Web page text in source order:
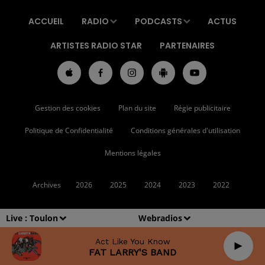
Live : Toulon Webradios
Act Like You Know
FAT LARRY'S BAND
ACCUEIL RADIO PODCASTS ACTUS
ARTISTES RADIO STAR PARTENAIRES
Gestion des cookies Plan du site Régie publicitaire
Politique de Confidentialité Conditions générales d'utilisation
Mentions légales
Archives 2026 2025 2024 2023 2022